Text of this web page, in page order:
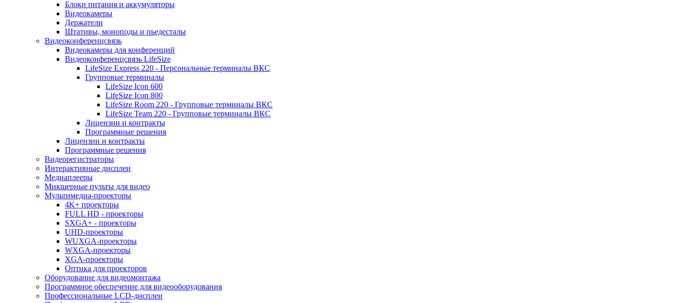
Блоки питания и аккумуляторы
Видеокамеры
Держатели
Штативы, моноподы и пьедесталы
Видеоконференцсвязь
Видеокамеры для конференций
Видеоконференцсвязь LifeSize
LifeSize Express 220 - Персональные терминалы ВКС
Групповые терминалы
LifeSize Icon 600
LifeSize Icon 800
LifeSize Room 220 - Групповые терминалы ВКС
LifeSize Team 220 - Групповые терминалы ВКС
Лицензии и контракты
Программные решения
Лицензии и контракты
Программные решения
Видеорегистраторы
Интерактивные дисплеи
Медиаплееры
Микшерные пульты для видео
Мультимедиа-проекторы
4K+ проекторы
FULL HD - проекторы
SXGA+ - проекторы
UHD-проекторы
WUXGA-проекторы
WXGA-проекторы
XGA-проекторы
Оптика для проекторов
Оборудование для видеомонтажа
Программное обеспечение для видеооборудования
Профессиональные LCD-дисплеи